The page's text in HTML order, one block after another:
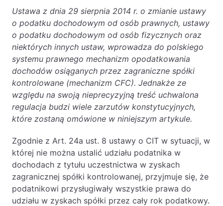
Ustawa z dnia 29 sierpnia 2014 r. o zmianie ustawy
o podatku dochodowym od osób prawnych, ustawy
o podatku dochodowym od osób fizycznych oraz
niektórych innych ustaw, wprowadza do polskiego
systemu prawnego mechanizm opodatkowania
dochodów osiąganych przez zagraniczne spółki
kontrolowane (mechanizm CFC). Jednakże ze
względu na swoją nieprecyzyjną treść uchwalona
regulacja budzi wiele zarzutów konstytucyjnych,
które zostaną omówione w niniejszym artykule.
Zgodnie z Art. 24a ust. 8 ustawy o CIT w sytuacji, w
której nie można ustalić udziału podatnika w
dochodach z tytułu uczestnictwa w zyskach
zagranicznej spółki kontrolowanej, przyjmuje się, że
podatnikowi przysługiwały wszystkie prawa do
udziału w zyskach spółki przez cały rok podatkowy.